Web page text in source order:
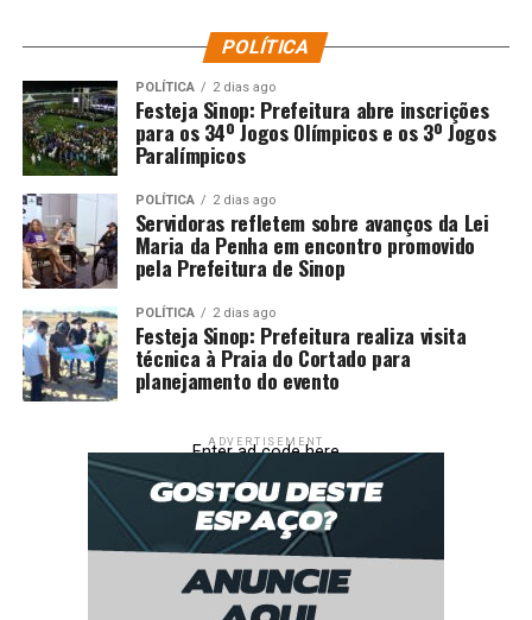
Paulo (Matheus Babi)
Meio-campo:Igor Formiga, Caique (Negueba),
Jadson (Lucas Fernandes) (Giraldo), Mandaca e
Marcelo Hermes
Atacantes:
Técnico:Thiago Carpini
Fonte:Esportes
Comentários
RELATED TOPICS: DESTAQUE ESPORTES
Cuiabá supera Criciúma e impede subida catarinense à
elite do futebol
Flamengo vence Bragantino e coloca uma mão na taça
POLÍTICA
POLÍTICA 2 dias ago
Festeja Sinop: Prefeitura abre inscrições
para os 34º Jogos Olímpicos e os 3º Jogos
Paralímpicos
POLÍTICA 2 dias ago
Servidoras refletem sobre avanços da Lei
Maria da Penha em encontro promovido
pela Prefeitura de Sinop
POLÍTICA 2 dias ago
Festeja Sinop: Prefeitura realiza visita
técnica à Praia do Cortado para
planejamento do evento
ADVERTISEMENT
Enter ad code here